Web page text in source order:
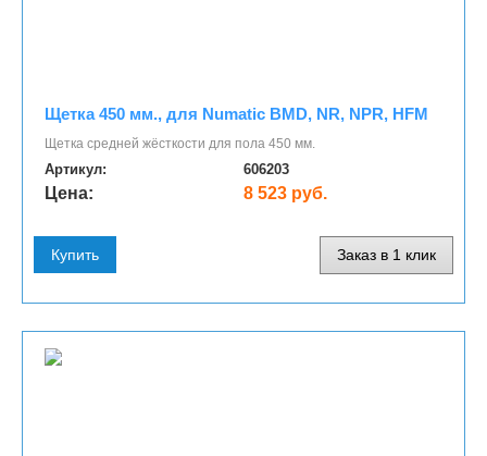
Щетка 450 мм., для Numatic BMD, NR, NPR, HFM
Щетка средней жёсткости для пола 450 мм.
Артикул: 606203
Цена: 8 523 руб.
Купить Заказ в 1 клик